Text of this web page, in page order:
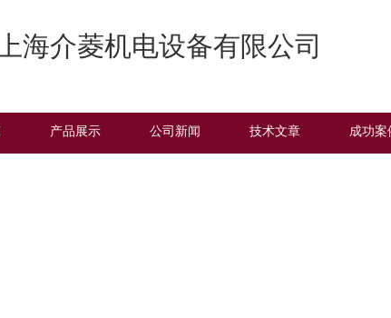
上海介菱机电设备有限公司
产品展示 公司新闻 技术文章 成功案